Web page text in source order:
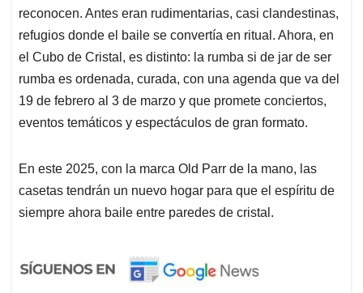
reconocen. Antes eran rudimentarias, casi clandestinas,
refugios donde el baile se convertía en ritual. Ahora, en
el Cubo de Cristal, es distinto: la rumba si de jar de ser
rumba es ordenada, curada, con una agenda que va del
19 de febrero al 3 de marzo y que promete conciertos,
eventos temáticos y espectáculos de gran formato.
En este 2025, con la marca Old Parr de la mano, las
casetas tendrán un nuevo hogar para que el espíritu de
siempre ahora baile entre paredes de cristal.